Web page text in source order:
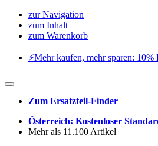
zur Navigation
zum Inhalt
zum Warenkorb
⚡️Mehr kaufen, mehr sparen:
Zum Ersatzteil-Finder
Österreich: Kostenloser
Mehr als 11.100 Artikel